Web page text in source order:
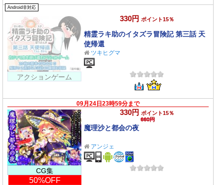
Android非対応
アクションゲーム
330円 ポイント15％
精霊ラキ助のイタズラ冒険記 第三話 天
使帰還
ツキヒグマ
09月24日23時59分まで
CG集
50%OFF
330円 ポイント15％
660円
魔理沙と都会の夜
アンジェ